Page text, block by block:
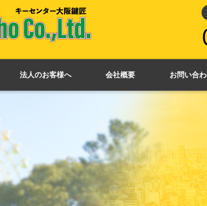
法人のお客様へ 会社概要 お問い合